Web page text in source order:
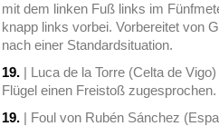
mit dem linken Fuß links im
knapp links vorbei. Vorbereitet von
nach einer Standardsituation.
19. | Luca de la Torre (Celta de
Flügel einen Freistoß zugesprochen.
19. | Foul von Rubén Sánchez